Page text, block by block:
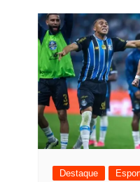
Destaque